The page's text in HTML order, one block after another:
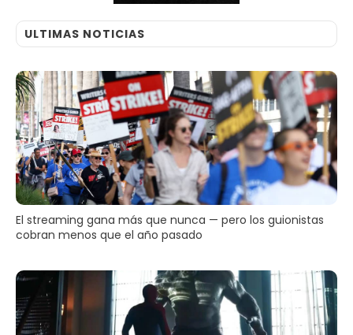
ULTIMAS NOTICIAS
El streaming gana más que nunca — pero los guionistas
cobran menos que el año pasado